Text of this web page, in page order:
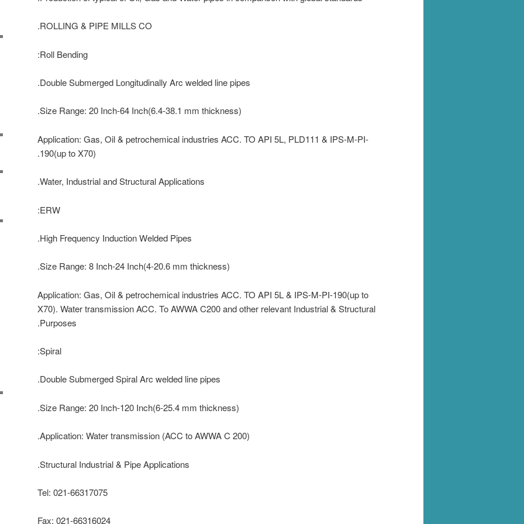
ROLLING & PIPE MILLS CO.
Roll Bending:
Double Submerged Longitudinally Arc welded line pipes.
Size Range: 20 Inch-64 Inch(6.4-38.1 mm thickness).
Application: Gas, Oil & petrochemical industries ACC. TO API 5L, PLD111 & IPS-M-PI-
190(up to X70).
Water, Industrial and Structural Applications.
ERW:
High Frequency Induction Welded Pipes.
Size Range: 8 Inch-24 Inch(4-20.6 mm thickness).
Application: Gas, Oil & petrochemical industries ACC. TO API 5L & IPS-M-PI-190(up to
X70). Water transmission ACC. To AWWA C200 and other relevant Industrial & Structural
Purposes.
Spiral:
Double Submerged Spiral Arc welded line pipes.
Size Range: 20 Inch-120 Inch(6-25.4 mm thickness).
Application: Water transmission (ACC to AWWA C 200).
Structural Industrial & Pipe Applications.
Tel: 021-66317075
Fax: 021-66316024